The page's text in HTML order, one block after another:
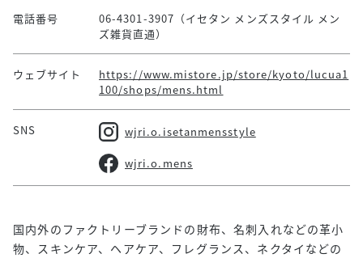
電話番号
06-4301-3907（イセタン メンズスタイル メン
ズ雑貨直通）
ウェブサイト
https://www.mistore.jp/store/kyoto/lucua1
100/shops/mens.html
SNS wjri.o.isetanmensstyle
wjri.o.mens
国内外のファクトリーブランドの財布、名刺入れなどの革小
物、スキンケア、ヘアケア、フレグランス、ネクタイなどの